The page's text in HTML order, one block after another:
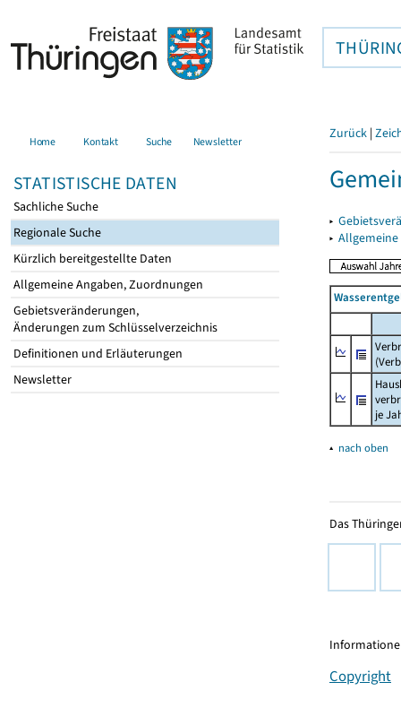
Home Kontakt Suche Newsletter
STATISTISCHE DATEN
Sachliche Suche
Regionale Suche
Kürzlich bereitgestellte Daten
Allgemeine Angaben, Zuordnungen
Gebietsveränderungen,
Änderungen zum Schlüsselverzeichnis
Definitionen und Erläuterungen
Newsletter
Zurück |
▸
▸
je
▴ nach oben
Das
Copyright